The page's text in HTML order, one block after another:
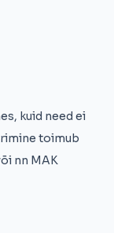
kuid need ei
toimub
nn MAK